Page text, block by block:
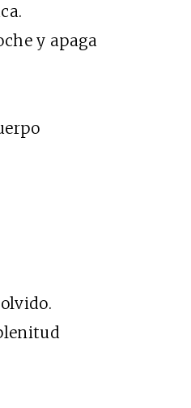
y apaga